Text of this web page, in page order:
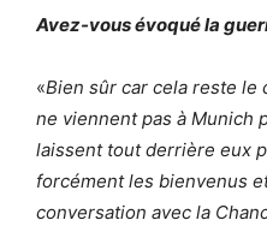
Avez-vous évoqué la
«Bien sûr car cela reste
ne viennent pas à Munich
laissent tout derrière eux
forcément les bienvenus
conversation avec la